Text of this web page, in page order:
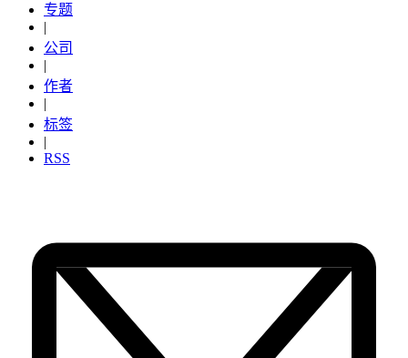
专题
|
公司
|
作者
|
标签
|
RSS